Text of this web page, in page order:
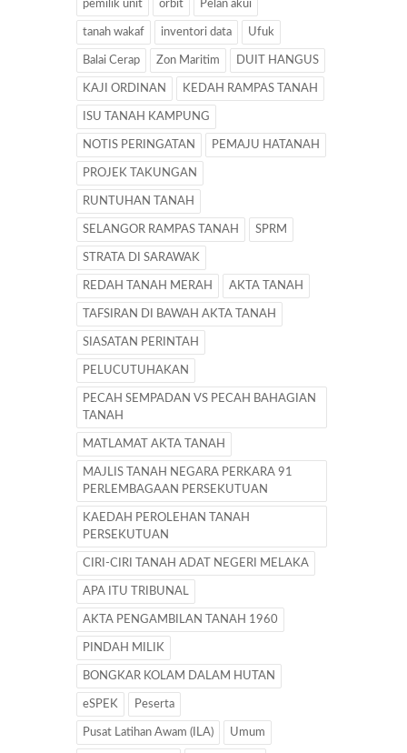
pemilik unit orbit Pelan akui
tanah wakaf inventori data Ufuk
Balai Cerap Zon Maritim DUIT HANGUS
KAJI ORDINAN KEDAH RAMPAS TANAH
ISU TANAH KAMPUNG
NOTIS PERINGATAN PEMAJU HATANAH
PROJEK TAKUNGAN
RUNTUHAN TANAH
SELANGOR RAMPAS TANAH SPRM
STRATA DI SARAWAK
REDAH TANAH MERAH AKTA TANAH
TAFSIRAN DI BAWAH AKTA TANAH
SIASATAN PERINTAH
PELUCUTUHAKAN
PECAH SEMPADAN VS PECAH BAHAGIAN
TANAH
MATLAMAT AKTA TANAH
MAJLIS TANAH NEGARA PERKARA 91
PERLEMBAGAAN PERSEKUTUAN
KAEDAH PEROLEHAN TANAH
PERSEKUTUAN
CIRI-CIRI TANAH ADAT NEGERI MELAKA
APA ITU TRIBUNAL
AKTA PENGAMBILAN TANAH 1960
PINDAH MILIK
BONGKAR KOLAM DALAM HUTAN
eSPEK Peserta
Pusat Latihan Awam (ILA) Umum